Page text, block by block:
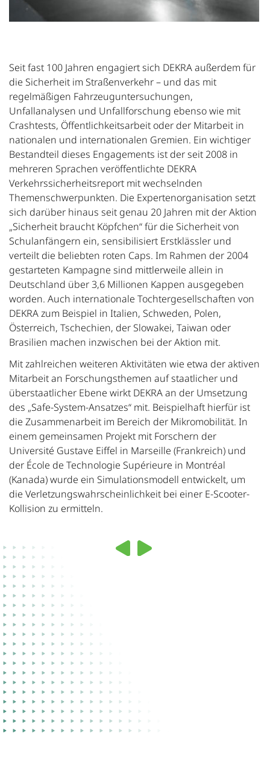
Seit fast 100 Jahren engagiert sich DEKRA außerdem für
die Sicherheit im Straßenverkehr – und das mit
regelmäßigen Fahrzeuguntersuchungen,
Unfallanalysen und Unfallforschung ebenso wie mit
Crashtests, Öffentlichkeitsarbeit oder der Mitarbeit in
nationalen und internationalen Gremien. Ein wichtiger
Bestandteil dieses Engagements ist der seit 2008 in
mehreren Sprachen veröffentlichte DEKRA
Verkehrssicherheitsreport mit wechselnden
Themenschwerpunkten. Die Expertenorganisation setzt
sich darüber hinaus seit genau 20 Jahren mit der Aktion
„Sicherheit braucht Köpfchen“ für die Sicherheit von
Schulanfängern ein, sensibilisiert Erstklässler und
verteilt die beliebten roten Caps. Im Rahmen der 2004
gestarteten Kampagne sind mittlerweile allein in
Deutschland über 3,6 Millionen Kappen ausgegeben
worden. Auch internationale Tochtergesellschaften von
DEKRA zum Beispiel in Italien, Schweden, Polen,
Österreich, Tschechien, der Slowakei, Taiwan oder
Brasilien machen inzwischen bei der Aktion mit.
Mit zahlreichen weiteren Aktivitäten wie etwa der aktiven
Mitarbeit an Forschungsthemen auf staatlicher und
überstaatlicher Ebene wirkt DEKRA an der Umsetzung
des „Safe-System-Ansatzes“ mit. Beispielhaft hierfür ist
die Zusammenarbeit im Bereich der Mikromobilität. In
einem gemeinsamen Projekt mit Forschern der
Université Gustave Eiffel in Marseille (Frankreich) und
der École de Technologie Supérieure in Montréal
(Kanada) wurde ein Simulationsmodell entwickelt, um
die Verletzungswahrscheinlichkeit bei einer E-Scooter-
Kollision zu ermitteln.